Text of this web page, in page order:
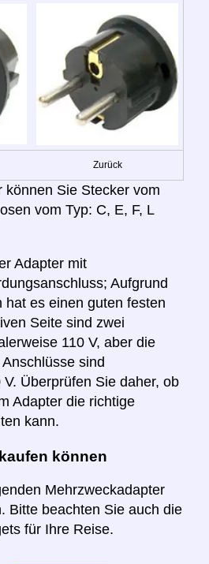
Zurück
können Sie Stecker vom
vom Typ: C, E, F, L
Adapter mit
Aufgrund
hat es einen guten festen
Seite sind zwei
110 V, aber die
sind
Überprüfen Sie daher, ob
Adapter die richtige
kann.
können
Mehrzweckadapter
Bitte beachten Sie auch die
für Ihre Reise.